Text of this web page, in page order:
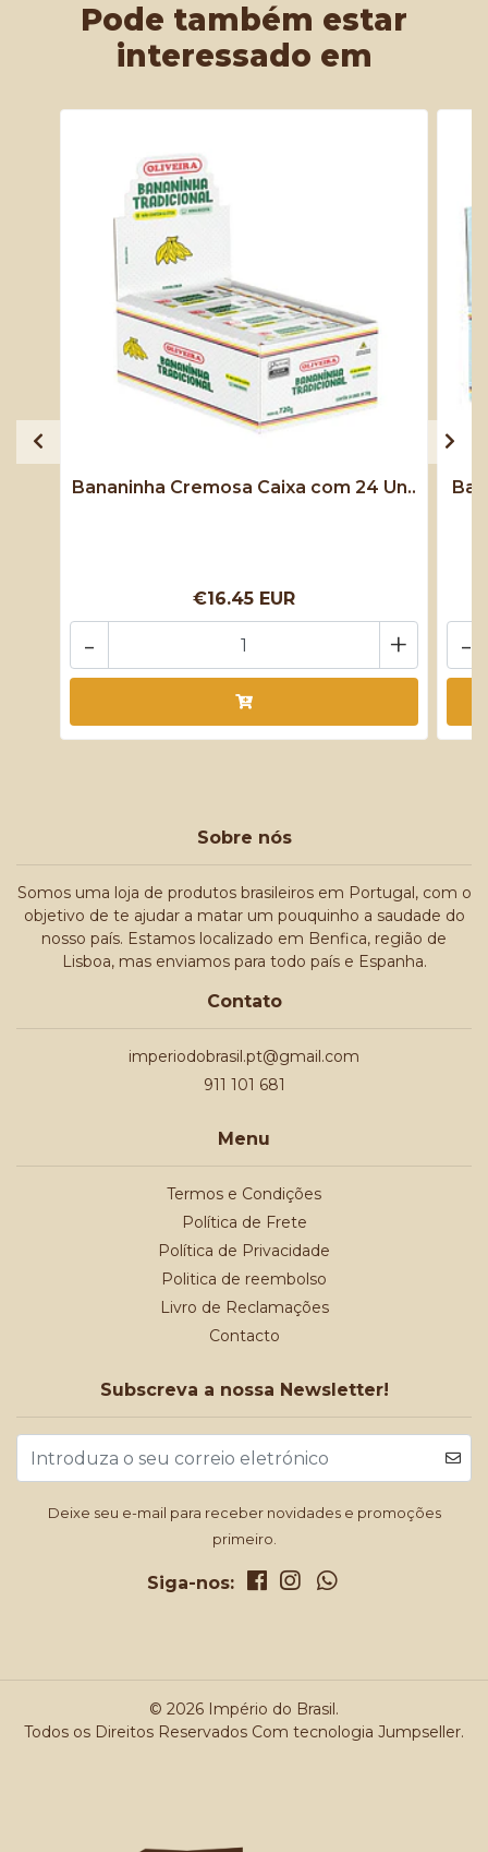
Pode também estar
interessado em
Bananinha Cremosa Caixa com 24 Un..
€16.45 EUR
+
- -
Sobre nós
Somos uma loja de produtos brasileiros em Portugal, com o
objetivo de te ajudar a matar um pouquinho a saudade do
nosso país. Estamos localizado em Benfica, região de
Lisboa, mas enviamos para todo país e Espanha.
Contato
imperiodobrasil.pt@gmail.com
911 101 681
Menu
Termos e Condições
Política de Frete
Política de Privacidade
Politica de reembolso
Livro de Reclamações
Contacto
Subscreva a nossa Newsletter!
Deixe seu e-mail para receber novidades e promoções
primeiro.
Siga-nos:
© 2026 Império do Brasil.
Todos os Direitos Reservados Com tecnologia Jumpseller.